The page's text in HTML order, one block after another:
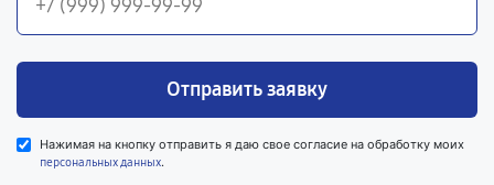
Отправить заявку
Нажимая на кнопку отправить я даю свое согласие на обработку моих
персональных данных.